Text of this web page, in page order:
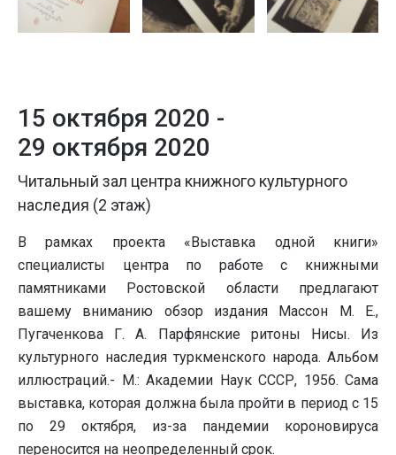
15 октября 2020 -
29 октября 2020
Читальный зал центра книжного культурного
наследия (2 этаж)
В рамках проекта «Выставка одной книги»
специалисты центра по работе с книжными
памятниками Ростовской области предлагают
вашему вниманию обзор издания Массон М. Е.,
Пугаченкова Г. А. Парфянские ритоны Нисы. Из
культурного наследия туркменского народа. Альбом
иллюстраций.- М.: Академии Наук СССР, 1956. Сама
выставка, которая должна была пройти в период с 15
по 29 октября, из-за пандемии короновируса
переносится на неопределенный срок.